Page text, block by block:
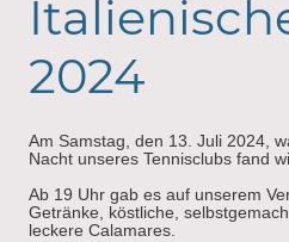
2024
Am Samstag, den 13. Juli 2024,
Nacht unseres Tennisclubs fand
Ab 19 Uhr gab es auf unserem
Getränke, köstliche,
leckere Calamares.